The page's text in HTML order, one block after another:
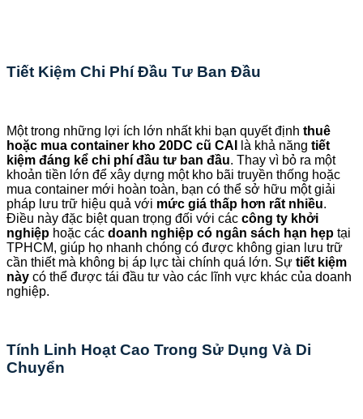
Tiết Kiệm Chi Phí Đầu Tư Ban Đầu
Một trong những lợi ích lớn nhất khi bạn quyết định thuê
hoặc mua container kho 20DC cũ CAI
là khả năng tiết
kiệm đáng kể chi phí đầu tư ban đầu. Thay vì bỏ ra một
khoản tiền lớn để xây dựng một kho bãi truyền thống hoặc
mua container mới hoàn toàn, bạn có thể sở hữu một giải
pháp lưu trữ hiệu quả với mức giá thấp hơn rất nhiều.
Điều này đặc biệt quan trọng đối với các công ty khởi
nghiệp hoặc các doanh nghiệp có ngân sách hạn hẹp tại
TPHCM, giúp họ nhanh chóng có được không gian lưu trữ
cần thiết mà không bị áp lực tài chính quá lớn. Sự tiết kiệm
này có thể được tái đầu tư vào các lĩnh vực khác của doanh
nghiệp.
Tính Linh Hoạt Cao Trong Sử Dụng Và Di
Chuyển